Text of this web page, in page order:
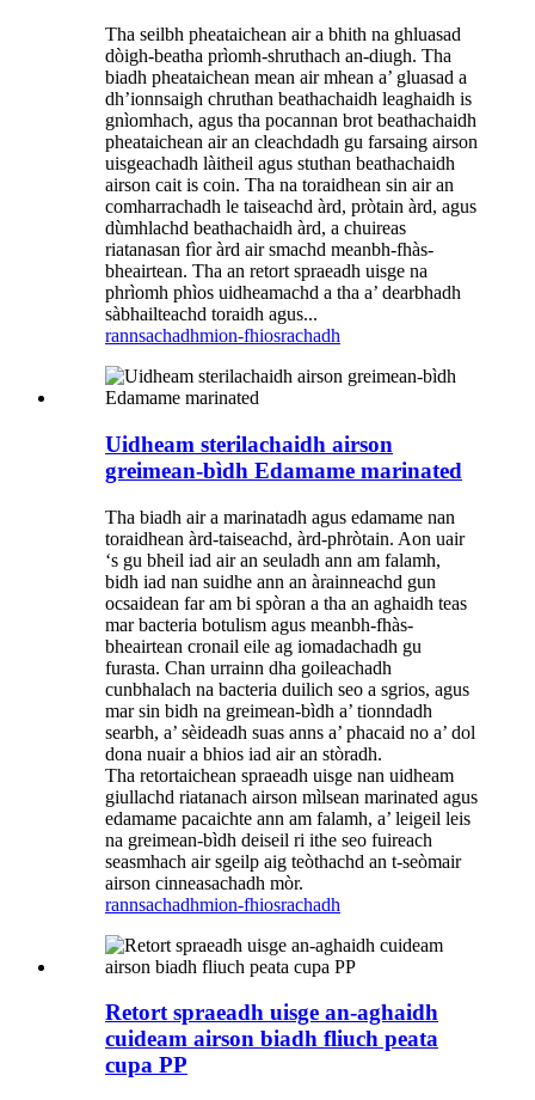
Tha seilbh pheataichean air a bhith na ghluasad
dòigh-beatha prìomh-shruthach an-diugh. Tha
biadh pheataichean mean air mhean a’ gluasad a
dh’ionnsaigh chruthan beathachaidh leaghaidh is
gnìomhach, agus tha pocannan brot beathachaidh
pheataichean air an cleachdadh gu farsaing airson
uisgeachadh làitheil agus stuthan beathachaidh
airson cait is coin. Tha na toraidhean sin air an
comharrachadh le taiseachd àrd, pròtain àrd, agus
dùmhlachd beathachaidh àrd, a chuireas
riatanasan fìor àrd air smachd meanbh-fhàs-
bheairtean. Tha an retort spraeadh uisge na
phrìomh phìos uidheamachd a tha a’ dearbhadh
sàbhailteachd toraidh agus...
rannsachadhmion-fhiosrachadh
Uidheam sterilachaidh airson
greimean-bìdh Edamame marinated
Tha biadh air a marinatadh agus edamame nan
toraidhean àrd-taiseachd, àrd-phròtain. Aon uair
‘s gu bheil iad air an seuladh ann am falamh,
bidh iad nan suidhe ann an àrainneachd gun
ocsaidean far am bi spòran a tha an aghaidh teas
mar bacteria botulism agus meanbh-fhàs-
bheairtean cronail eile ag iomadachadh gu
furasta. Chan urrainn dha goileachadh
cunbhalach na bacteria duilich seo a sgrios, agus
mar sin bidh na greimean-bìdh a’ tionndadh
searbh, a’ sèideadh suas anns a’ phacaid no a’ dol
dona nuair a bhios iad air an stòradh.
Tha retortaichean spraeadh uisge nan uidheam
giullachd riatanach airson mìlsean marinated agus
edamame pacaichte ann am falamh, a’ leigeil leis
na greimean-bìdh deiseil ri ithe seo fuireach
seasmhach air sgeilp aig teòthachd an t-seòmair
airson cinneasachadh mòr.
rannsachadhmion-fhiosrachadh
Retort spraeadh uisge an-aghaidh
cuideam airson biadh fliuch peata
cupa PP